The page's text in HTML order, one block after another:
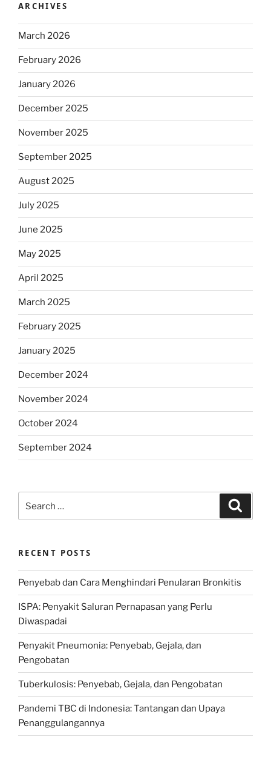
ARCHIVES
March 2026
February 2026
January 2026
December 2025
November 2025
September 2025
August 2025
July 2025
June 2025
May 2025
April 2025
March 2025
February 2025
January 2025
December 2024
November 2024
October 2024
September 2024
for:
RECENT POSTS
Penyebab dan Cara Menghindari Penularan Bronkitis
ISPA: Penyakit Saluran Pernapasan yang Perlu
Diwaspadai
Penyakit Pneumonia: Penyebab, Gejala, dan
Pengobatan
Tuberkulosis: Penyebab, Gejala, dan Pengobatan
Pandemi TBC di Indonesia: Tantangan dan Upaya
Penanggulangannya